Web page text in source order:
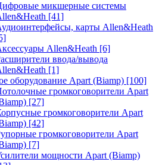
микшерные системы
[41]
карты Allen&Heath
Allen&Heath [6]
ввода/вывода
[1]
оборудование Apart (Biamp) [100]
громкоговорители Apart
[27]
громкоговорители Apart
[42]
громкоговорители Apart
[7]
мощности Apart (Biamp)